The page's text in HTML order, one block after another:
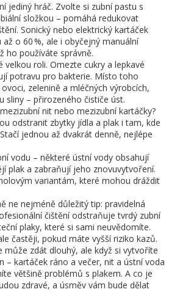
jediný hráč. Zvolte si zubní pastu s
složkou – pomáhá redukovat
Sonický nebo elektrický kartáček
o 60 %, ale i obyčejný manuální
ho používáte správně.
velkou roli. Omezte cukry a lepkavé
potravu pro bakterie. Místo toho
zelenině a mléčných výrobcích,
sliny – přirozeného čističe úst.
nit nebo mezizubní kartáčky?
odstranit zbytky jídla a plak i tam, kde
jednou až dvakrát denně, nejlépe
vodu – některé ústní vody obsahují
plak a zabraňují jeho znovuvytvoření.
variantám, které mohou dráždit
ne nejméně důležitý tip: pravidelná
čištění odstraňuje tvrdý zubní
plaky, které si sami neuvědomíte.
častěji, pokud máte vyšší riziko kazů.
může zdát dlouhý, ale když si vytvoříte
– kartáček ráno a večer, nit a ústní voda
většině problémů s plakem. A co je
zdravé, a úsměv vám bude dělat